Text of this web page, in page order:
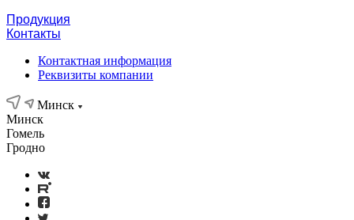
Продукция
Контакты
Контактная информация
Реквизиты компании
Минск
Минск
Гомель
Гродно